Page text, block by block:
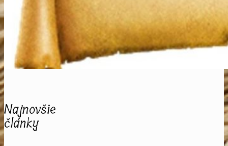
Najnovšie
články